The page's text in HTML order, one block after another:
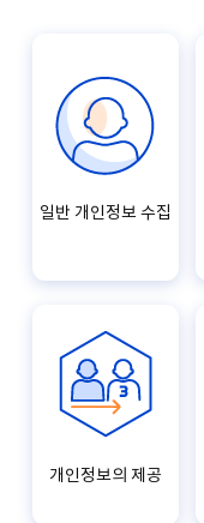
일반 개인정보 수집
개인정보의 제공